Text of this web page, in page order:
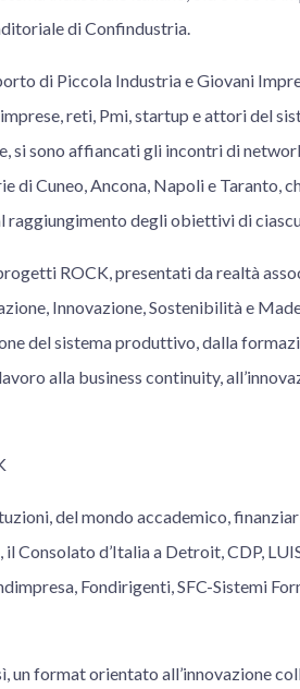
di Confindustria.
di Piccola Industria e Giovani
reti, Pmi, startup e attori del
si sono affiancati gli incontri di
di Cuneo, Ancona, Napoli e Taranto,
degli obiettivi di
ROCK, presentati da realtà
Innovazione, Sostenibilità e
del sistema produttivo, dalla
alla business continuity,
del mondo accademico,
d’Italia a Detroit, CDP,
Fondirigenti, SFC-Sistemi
un format orientato all’innovazione